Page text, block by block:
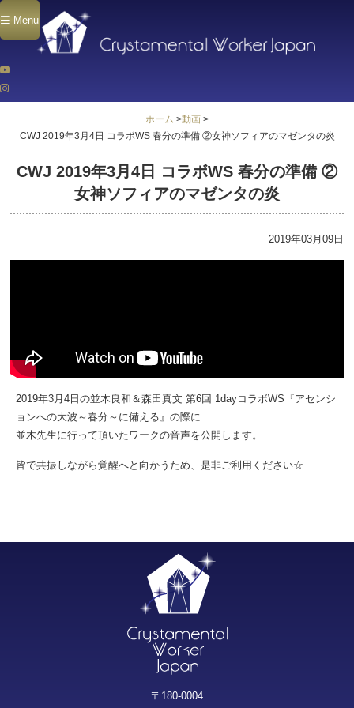
Menu
ホーム >動画 >
CWJ 2019年3月4日 コラボWS 春分の準備 ②女神ソフィアのマゼンタの炎
CWJ 2019年3月4日 コラボWS 春分の準備 ②
女神ソフィアのマゼンタの炎
2019年03月09日
2019年3月4日の並木良和＆森田真文 第6回 1dayコラボWS『アセンシ
ョンへの大波～春分～に備える』の際に
並木先生に行って頂いたワークの音声を公開します。
皆で共振しながら覚醒へと向かうため、是非ご利用ください☆
〒180-0004